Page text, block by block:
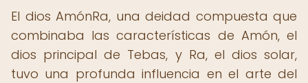
El dios AmónRa, una deidad compuesta que
combinaba las características de Amón, el
dios principal de Tebas, y Ra, el dios solar,
tuvo una profunda influencia en el arte del